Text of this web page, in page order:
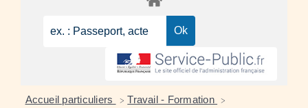
Accueil particuliers > Travail - Formation >